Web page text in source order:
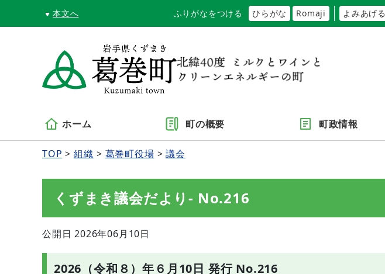
本文へ ふりがなをつける ひらがな Romaji よみあげる
ホーム 町の概要 町政情報
TOP 組織 葛巻町役場 議会
くずまき議会だより- No.216
公開日 2026年06月10日
2026（令和８）年６月10日 発行 No.216